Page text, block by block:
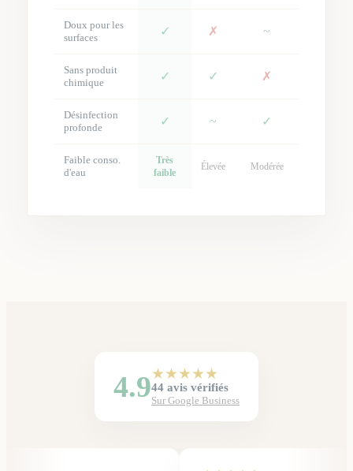
Doux pour les
surfaces
✓ ✗ ~
Sans produit
chimique
✓ ✓ ✗
Désinfection
profonde
✓ ~ ✓
Faible conso.
d'eau
Très
faible
Élevée Modérée
4.9★★★★★
44 avis vérifiés
Sur Google Business